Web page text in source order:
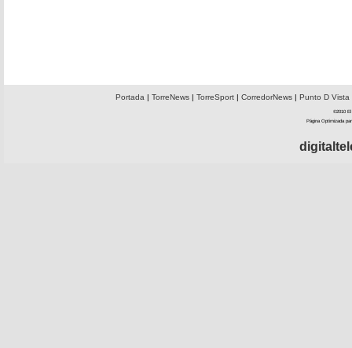
Portada | TorreNews| TorreSport| CorredorNews| Punto D Vista
©2010 El
Página Optimizada